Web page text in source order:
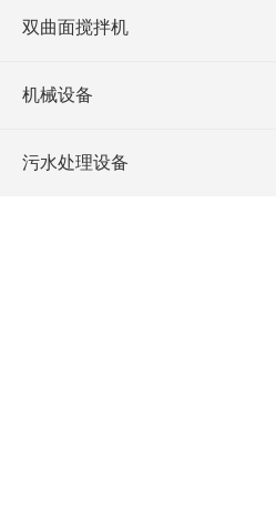
双曲面搅拌机
机械设备
污水处理设备